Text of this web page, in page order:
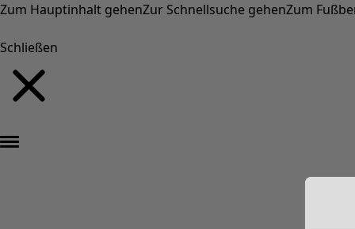
Zum Hauptinhalt gehenZur Schnellsuche gehenZum
Schließen